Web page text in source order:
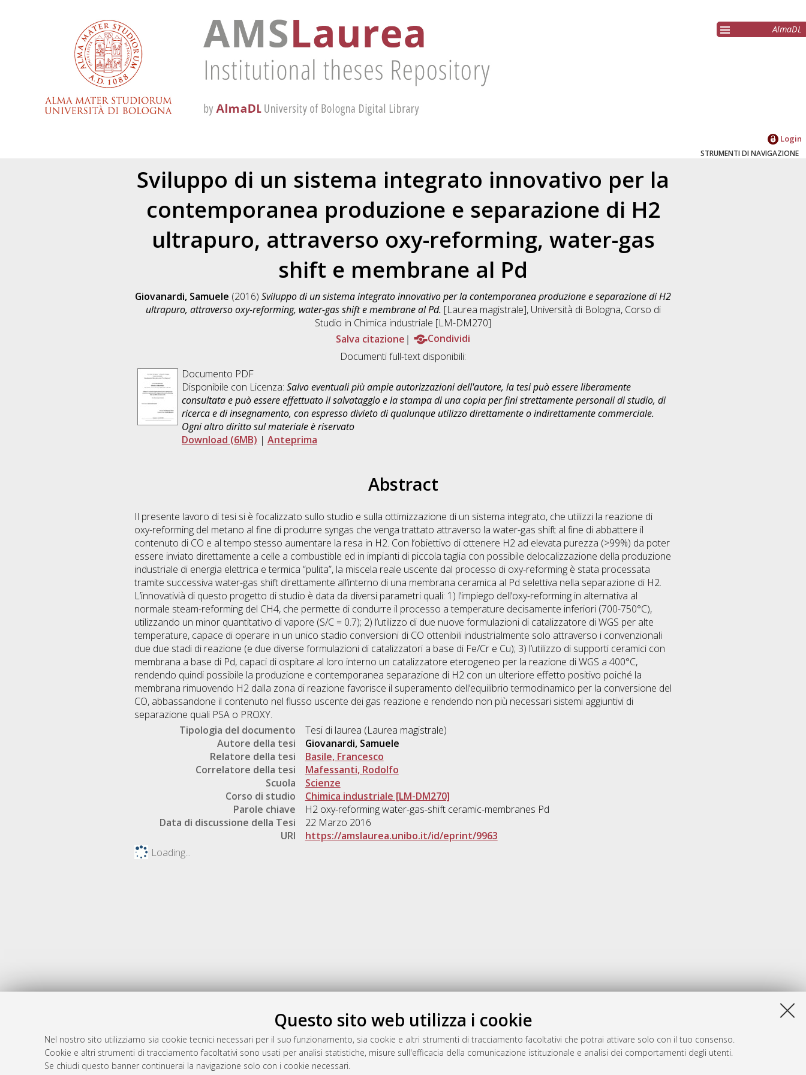
Questo sito web utilizza i cookie
Nel nostro sito utilizziamo sia cookie tecnici necessari per il suo funzionamento, sia cookie e altri strumenti di tracciamento facoltativi che potrai attivare solo con il tuo consenso.
Cookie e altri strumenti di tracciamento facoltativi sono usati per analisi statistiche, misure sull'efficacia della comunicazione istituzionale e analisi dei comportamenti degli utenti.
Se chiudi questo banner continuerai la navigazione solo con i cookie necessari.
AlmaDL
Login
STRUMENTI DI NAVIGAZIONE
Sviluppo di un sistema integrato innovativo per la
contemporanea produzione e separazione di H2
ultrapuro, attraverso oxy-reforming, water-gas
shift e membrane al Pd
Giovanardi, Samuele (2016) Sviluppo di un sistema integrato innovativo per la contemporanea produzione e separazione di H2
ultrapuro, attraverso oxy-reforming, water-gas shift e membrane al Pd. [Laurea magistrale], Università di Bologna, Corso di
Studio in Chimica industriale [LM-DM270]
Salva citazione
Condividi
Documenti full-text disponibili:
Documento PDF
Disponibile con Licenza: Salvo eventuali più ampie autorizzazioni dell'autore, la tesi può essere liberamente
consultata e può essere effettuato il salvataggio e la stampa di una copia per fini strettamente personali di studio, di
ricerca e di insegnamento, con espresso divieto di qualunque utilizzo direttamente o indirettamente commerciale.
Ogni altro diritto sul materiale è riservato
Download (6MB) | Anteprima
Abstract
Il presente lavoro di tesi si è focalizzato sullo studio e sulla ottimizzazione di un sistema integrato, che utilizzi la reazione di
oxy-reforming del metano al fine di produrre syngas che venga trattato attraverso la water-gas shift al fine di abbattere il
contenuto di CO e al tempo stesso aumentare la resa in H2. Con l’obiettivo di ottenere H2 ad elevata purezza (>99%) da poter
essere inviato direttamente a celle a combustible ed in impianti di piccola taglia con possibile delocalizzazione della produzione
industriale di energia elettrica e termica “pulita”, la miscela reale uscente dal processo di oxy-reforming è stata processata
tramite successiva water-gas shift direttamente all’interno di una membrana ceramica al Pd selettiva nella separazione di H2.
L’innovativià di questo progetto di studio è data da diversi parametri quali: 1) l’impiego dell’oxy-reforming in alternativa al
normale steam-reforming del CH4, che permette di condurre il processo a temperature decisamente inferiori (700-750°C),
utilizzando un minor quantitativo di vapore (S/C = 0.7); 2) l’utilizzo di due nuove formulazioni di catalizzatore di WGS per alte
temperature, capace di operare in un unico stadio conversioni di CO ottenibili industrialmente solo attraverso i convenzionali
due due stadi di reazione (e due diverse formulazioni di catalizzatori a base di Fe/Cr e Cu); 3) l’utilizzo di supporti ceramici con
membrana a base di Pd, capaci di ospitare al loro interno un catalizzatore eterogeneo per la reazione di WGS a 400°C,
rendendo quindi possibile la produzione e contemporanea separazione di H2 con un ulteriore effetto positivo poiché la
membrana rimuovendo H2 dalla zona di reazione favorisce il superamento dell’equilibrio termodinamico per la conversione del
CO, abbassandone il contenuto nel flusso uscente dei gas reazione e rendendo non più necessari sistemi aggiuntivi di
separazione quali PSA o PROXY.
Tipologia del documento
Tesi di laurea (Laurea magistrale)
Autore della tesi
Giovanardi, Samuele
Relatore della tesi
Basile, Francesco
Correlatore della tesi
Mafessanti, Rodolfo
Scuola
Scienze
Corso di studio
Chimica industriale [LM-DM270]
Parole chiave
H2 oxy-reforming water-gas-shift ceramic-membranes Pd
Data di discussione della Tesi
22 Marzo 2016
URI
https://amslaurea.unibo.it/id/eprint/9963
Loading...
Gestione del documento:
Atom
AMS Laurea
Servizio implementato e gestito da